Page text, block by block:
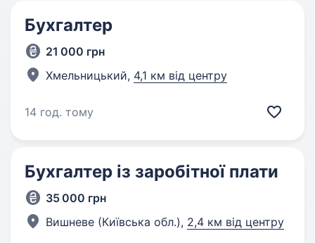
Бухгалтер
21 000 грн
Хмельницький, 4,1 км від центру
14 год. тому
Бухгалтер із заробітної плати
35 000 грн
Вишневе (Київська обл.), 2,4 км від центру